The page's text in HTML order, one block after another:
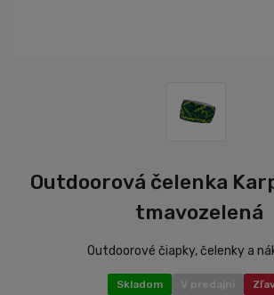
Outdoorová čelenka
tmavozelená
Outdoorové čiapky, čelenky a
Skladom V predajni